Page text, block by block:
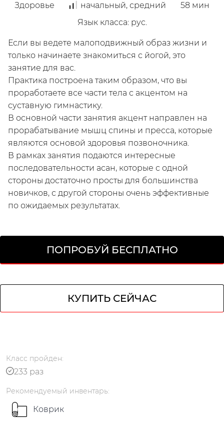
Мой
/ Зарегистрируйся
Здоровье начальный, средний 58 мин
Язык класса: рус.
Если вы ведете малоподвижный образ жизни и
только начинаете знакомиться с йогой, это
занятие для вас.
Практика построена таким образом, что вы
проработаете все части тела с акцентом на
суставную гимнастику.
В основной части занятия акцент направлен на
прорабатывание мышц спины и пресса, которые
являются основой здоровья позвоночника.
В рамках занятия подаются интересные
последовательности асан, которые с одной
стороны достаточно просты для большинства
новичков, с другой стороны очень эффективные
по ожидаемых результатах.
ПОПРОБУЙ БЕСПЛАТНО
КУПИТЬ СЕЙЧАС
Класс пройден:
233 раз
Рекомендуемый инвентарь:
Коврик